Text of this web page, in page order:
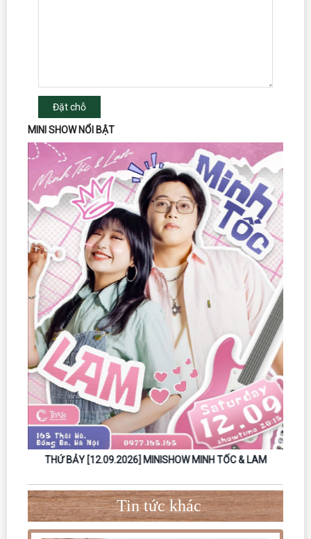
Đặt chỗ
MINI SHOW NỔI BẬT
THỨ BẢY [12.09.2026] MINISHOW MINH TỐC & LAM
Tin tức khác